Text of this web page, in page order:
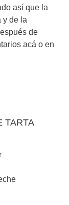
así que la
y de la
de
acá o en
TARTA